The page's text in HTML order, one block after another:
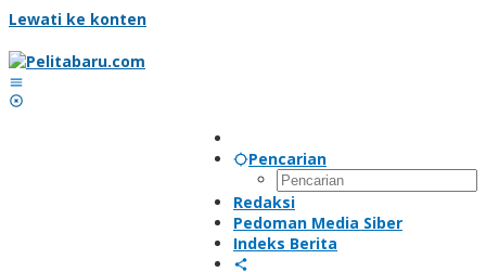
Lewati ke konten
Pencarian
Redaksi
Pedoman Media Siber
Indeks Berita